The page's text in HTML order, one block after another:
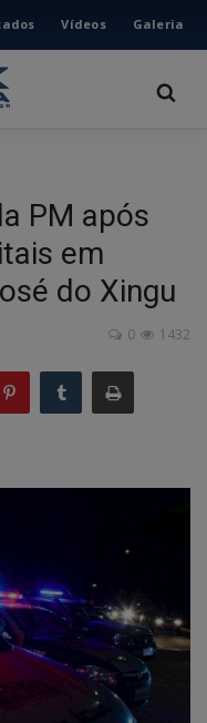
Vídeos Galeria
PM após
em
do Xingu
1432
0